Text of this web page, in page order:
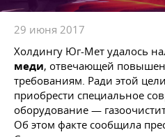
29 июня 2017
Холдингу Юг-Мет удалось
меди, отвечающей
требованиям. Ради этой
приобрести специальное
оборудование —
Об этом факте сообщила